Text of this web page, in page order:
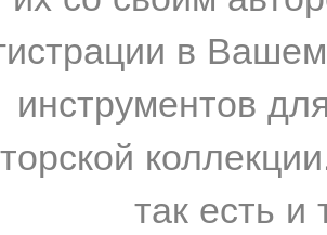
в
инструментов
так есть и